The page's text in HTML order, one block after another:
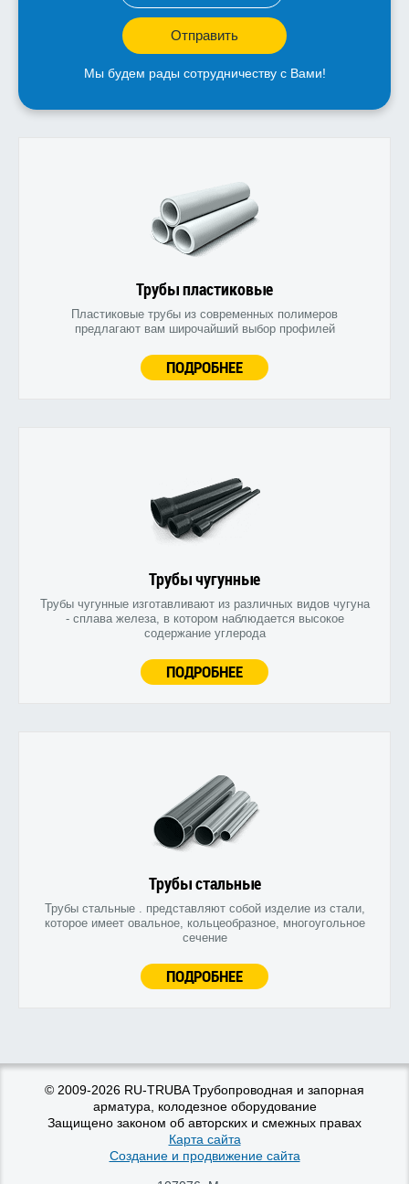
Отправить
Мы будем рады сотрудничеству с Вами!
Трубы пластиковые
Пластиковые трубы из современных полимеров
предлагают вам широчайший выбор профилей
ПОДРОБНЕЕ
Трубы чугунные
Трубы чугунные изготавливают из различных видов чугуна
- сплава железа, в котором наблюдается высокое
содержание углерода
ПОДРОБНЕЕ
Трубы стальные
Трубы стальные . представляют собой изделие из стали,
которое имеет овальное, кольцеобразное, многоугольное
сечение
ПОДРОБНЕЕ
© 2009-2026 RU-TRUBA Трубопроводная и запорная
арматура, колодезное оборудование
Защищено законом об авторских и смежных правах
Карта сайта
Создание и продвижение сайта